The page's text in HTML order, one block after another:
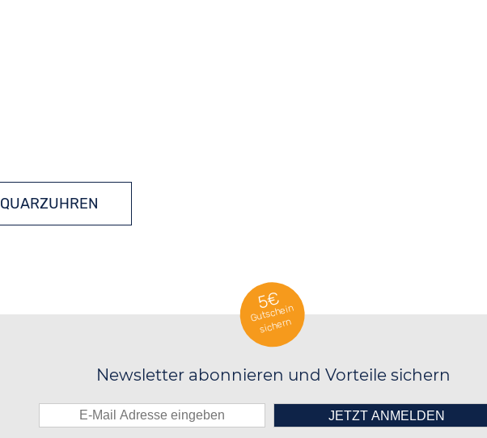
QUARZUHREN
5€
Gutschein
sichern
Newsletter abonnieren und Vorteile sichern